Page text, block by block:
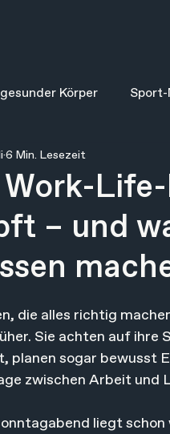
gesunder Körper
– und
6 Min. Lesezeit
die alles richtig
Sie achten auf ihre
planen sogar bewusst
zwischen Arbeit
liegt